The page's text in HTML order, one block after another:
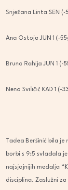
Snježana Linta SEN
Ana Ostoja JUN 1 (-
Bruno Rahija JUN 1 (-
Neno Sviličić KAD 1 (-
TKD
Tadea Beršinić bila
borbi s 9:5 svladala je
najsjajnijih medalja
disciplina. Zaslužni